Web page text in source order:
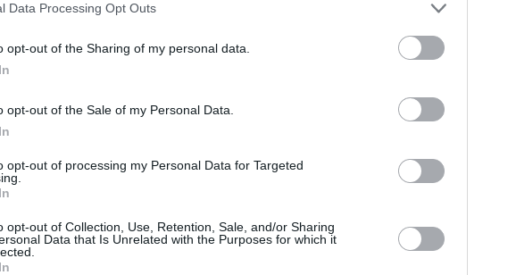
Data Processing Opt Outs
opt-out of the Sharing of my personal data.
opt-out of the Sale of my Personal Data.
opt-out of processing my Personal Data for Targeted
opt-out of Collection, Use, Retention, Sale, and/or Sharing
Data that Is Unrelated with the Purposes for which it
με είκοσι λεπτά και μετά σβήνουμε το φούρνο και
Lykavitos.gr στο Google News
όλες τις ειδήσεις